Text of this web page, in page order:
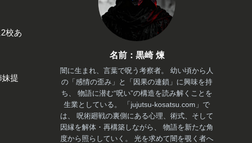
校あ
妹提
名前：黒崎 煉
闇に生まれ、言葉で呪う考察者。 幼い頃から人
の「感情の歪み」と「因果の連鎖」に興味を持
ち、 物語に潜む“呪い”の構造を読み解くことを
生業としている。 「jujutsu-kosatsu.com」で
は、 呪術廻戦の裏側にある心理、術式、そして
因縁を解体・再構築しながら、 物語を新たな角
度から照らしていく。 光を求めて闇を覗く者へ